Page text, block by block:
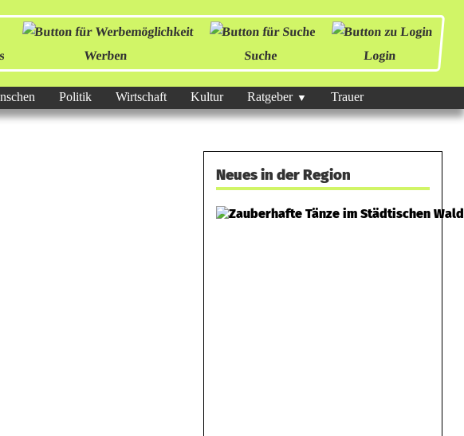
Werben Suche Login
Politik Wirtschaft Kultur Ratgeber Trauer
Neues in der Region